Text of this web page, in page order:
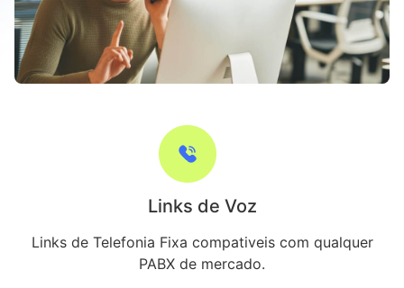
Links de Voz
Links de Telefonia Fixa compativeis com qualquer
PABX de mercado.